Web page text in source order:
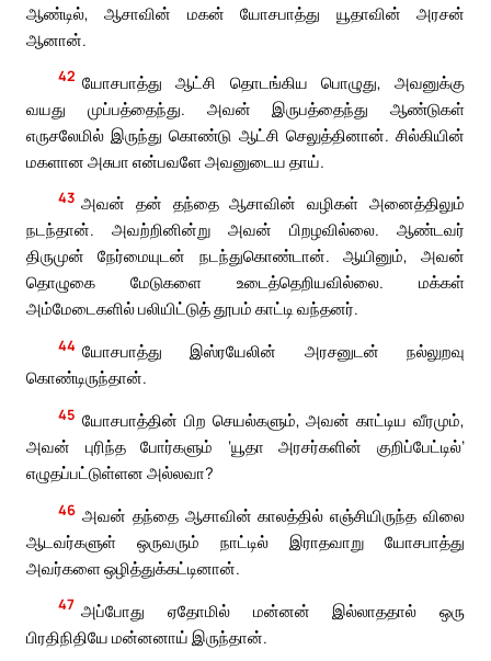
ஆண்டில், ஆசாவின் மகன் யோசபாத்து யூதாவின் அரசன்
ஆனான்.
42 யோசபாத்து ஆட்சி தொடங்கிய பொழுது, அவனுக்கு
வயது முப்பத்தைந்து. அவன் இருபத்தைந்து ஆண்டுகள்
எருசலேமில் இருந்து கொண்டு ஆட்சி செலுத்தினான். சில்கியின்
மகளான அசுபா என்பவளே அவனுடைய தாய்.
43 அவன் தன் தந்தை ஆசாவின் வழிகள் அனைத்திலும்
நடந்தான். அவற்றினின்று அவன் பிறழவில்லை. ஆண்டவர்
திருமுன் நேர்மையுடன் நடந்துகொண்டான். ஆயினும், அவன்
தொழுகை மேடுகளை உடைத்தெறியவில்லை. மக்கள்
அம்மேடைகளில் பலியிட்டுத் தூபம் காட்டி வந்தனர்.
44 யோசபாத்து இஸ்ரயேலின் அரசனுடன் நல்லுறவு
கொண்டிருந்தான்.
45 யோசபாத்தின் பிற செயல்களும், அவன் காட்டிய வீரமும்,
அவன் புரிந்த போர்களும் ‘யூதா அரசர்களின் குறிப்பேட்டில்’
எழுதப்பட்டுள்ளன அல்லவா?
46 அவன் தந்தை ஆசாவின் காலத்தில் எஞ்சியிருந்த விலை
ஆடவர்களுள் ஒருவரும் நாட்டில் இராதவாறு யோசபாத்து
அவர்களை ஒழித்துக்கட்டினான்.
47 அப்போது ஏதோமில் மன்னன் இல்லாததால் ஒரு
பிரதிநிதியே மன்னனாய் இருந்தான்.